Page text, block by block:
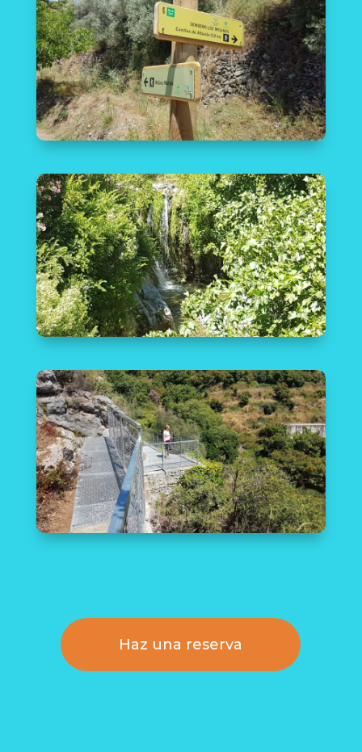
Haz una reserva